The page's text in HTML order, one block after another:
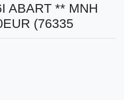
ABART ** MNH
(76335